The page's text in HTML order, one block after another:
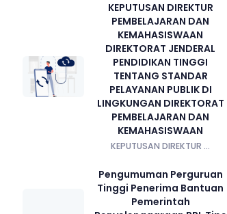
KEPUTUSAN DIREKTUR
PEMBELAJARAN DAN
KEMAHASISWAAN
DIREKTORAT JENDERAL
PENDIDIKAN TINGGI
TENTANG STANDAR
PELAYANAN PUBLIK DI
LINGKUNGAN DIREKTORAT
PEMBELAJARAN DAN
KEMAHASISWAAN
KEPUTUSAN DIREKTUR ...
Pengumuman Perguruan
Tinggi Penerima Bantuan
Pemerintah